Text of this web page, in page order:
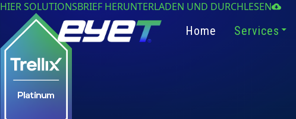
Home Services
HIER SOLUTIONSBRIEF HERUNTERLADEN UND DURCHLESEN